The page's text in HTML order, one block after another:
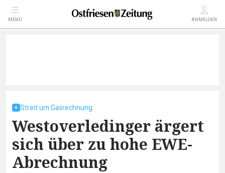
MENÜ ANMELDEN
Streit um Gasrechnung
Westoverledinger ärgert
sich über zu hohe EWE-
Abrechnung